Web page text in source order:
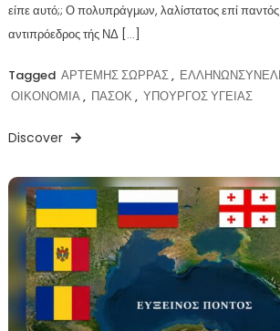
είπε αυτό;; Ο πολυπράγμων, λαλίστατος επί παντός
αντιπρόεδρος τής ΝΔ […]
Tagged ΑΡΤΕΜΗΣ ΣΩΡΡΑΣ,
ΟΙΚΟΝΟΜΙΑ, ΠΑΣΟΚ, ΥΠΟΥΡΓΟΣ ΥΓΕΙΑΣ
Discover